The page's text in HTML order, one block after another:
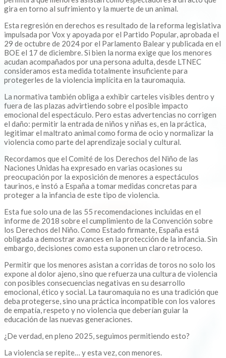
gira en torno al sufrimiento y la muerte de un animal.
Esta regresión en derechos es resultado de la reforma legislativa
impulsada por Vox y apoyada por el Partido Popular, aprobada el
29 de octubre de 2024 por el Parlamento Balear y publicada en el
BOE el 17 de diciembre. Si bien la norma exige que los menores
acudan acompañados por una persona adulta, desde LTNEC
consideramos esta medida totalmente insuficiente para
protegerles de la violencia implícita en la tauromaquia.
La normativa también obliga a exhibir carteles visibles dentro y
fuera de las plazas advirtiendo sobre el posible impacto
emocional del espectáculo. Pero estas advertencias no corrigen
el daño: permitir la entrada de niños y niñas es, en la práctica,
legitimar el maltrato animal como forma de ocio y normalizar la
violencia como parte del aprendizaje social y cultural.
Recordamos que el Comité de los Derechos del Niño de las
Naciones Unidas ha expresado en varias ocasiones su
preocupación por la exposición de menores a espectáculos
taurinos, e instó a España a tomar medidas concretas para
proteger a la infancia de este tipo de violencia.
Esta fue solo una de las 55 recomendaciones incluidas en el
informe de 2018 sobre el cumplimiento de la Convención sobre
los Derechos del Niño. Como Estado firmante, España está
obligada a demostrar avances en la protección de la infancia. Sin
embargo, decisiones como esta suponen un claro retroceso.
Permitir que los menores asistan a corridas de toros no solo los
expone al dolor ajeno, sino que refuerza una cultura de violencia
con posibles consecuencias negativas en su desarrollo
emocional, ético y social. La tauromaquia no es una tradición que
deba protegerse, sino una práctica incompatible con los valores
de empatía, respeto y no violencia que deberían guiar la
educación de las nuevas generaciones.
¿De verdad, en pleno 2025, seguimos permitiendo esto?
La violencia se repite… y esta vez, con menores.